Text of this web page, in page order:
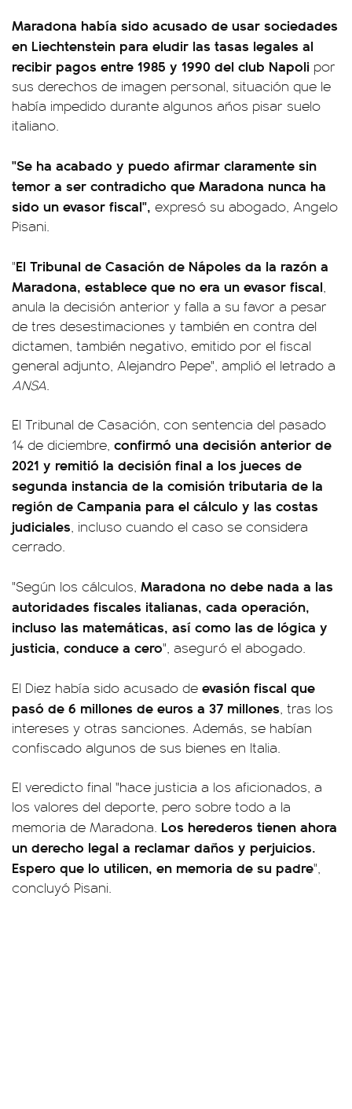
Maradona había sido acusado de usar sociedades
en Liechtenstein para eludir las tasas legales al
recibir pagos entre 1985 y 1990 del club Napoli por
sus derechos de imagen personal, situación que le
había impedido durante algunos años pisar suelo
italiano.
"Se ha acabado y puedo afirmar claramente sin
temor a ser contradicho que Maradona nunca ha
sido un evasor fiscal", expresó su abogado, Angelo
Pisani.
"El Tribunal de Casación de Nápoles da la razón a
Maradona, establece que no era un evasor fiscal,
anula la decisión anterior y falla a su favor a pesar
de tres desestimaciones y también en contra del
dictamen, también negativo, emitido por el fiscal
general adjunto, Alejandro Pepe", amplió el letrado a
ANSA.
El Tribunal de Casación, con sentencia del pasado
14 de diciembre, confirmó una decisión anterior de
2021 y remitió la decisión final a los jueces de
segunda instancia de la comisión tributaria de la
región de Campania para el cálculo y las costas
judiciales, incluso cuando el caso se considera
cerrado.
"Según los cálculos, Maradona no debe nada a las
autoridades fiscales italianas, cada operación,
incluso las matemáticas, así como las de lógica y
justicia, conduce a cero", aseguró el abogado.
El Diez había sido acusado de evasión fiscal que
pasó de 6 millones de euros a 37 millones, tras los
intereses y otras sanciones. Además, se habían
confiscado algunos de sus bienes en Italia.
El veredicto final "hace justicia a los aficionados, a
los valores del deporte, pero sobre todo a la
memoria de Maradona. Los herederos tienen ahora
un derecho legal a reclamar daños y perjuicios.
Espero que lo utilicen, en memoria de su padre",
concluyó Pisani.